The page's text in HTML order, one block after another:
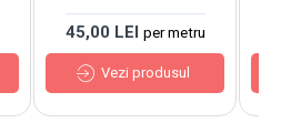
45,00 LEI per metru
Vezi produsul